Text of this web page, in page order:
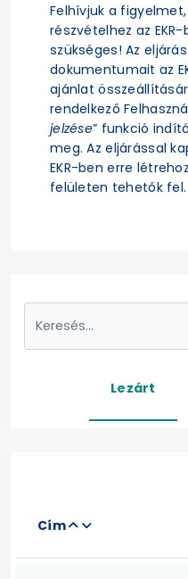
Felhívjuk a
részvételhez az
szükséges! Az
dokumentumait az
ajánlat
rendelkező
jelzése” funkció
meg. Az eljárással
EKR-ben erre
felületen tehetők fel.
Lezárt
Cím